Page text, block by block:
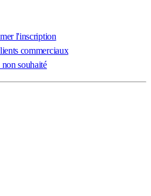
l'inscription
commerciaux
souhaité